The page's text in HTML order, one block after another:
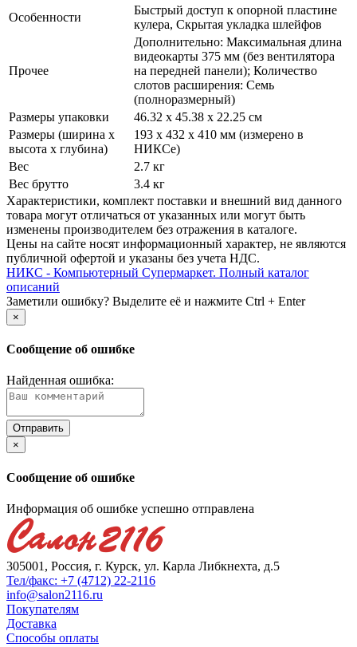
Особенности
Быстрый доступ к опорной пластине
кулера, Скрытая укладка шлейфов
Прочее
Дополнительно: Максимальная длина
видеокарты 375 мм (без вентилятора
на передней панели); Количество
слотов расширения: Семь
(полноразмерный)
Размеры упаковки
46.32 x 45.38 x 22.25 см
Размеры (ширина х
высота х глубина)
193 x 432 x 410 мм (измерено в
НИКСе)
Вес
2.7 кг
Вес брутто
3.4 кг
Xарактеристики, комплект поставки и внешний вид данного
товара могут отличаться от указанных или могут быть
изменены производителем без отражения в каталоге.
Цены на сайте носят информационный характер, не являются
публичной офертой и указаны без учета НДС.
НИКС - Компьютерный Cупермаркет. Полный каталог
описаний
Заметили ошибку? Выделите её и нажмите Ctrl + Enter
×
Сообщение об ошибке
Найденная ошибка:
×
Сообщение об ошибке
Информация об ошибке успешно отправлена
305001, Россия, г. Курск, ул. Карла Либкнехта, д.5
Тел/факс: +7 (4712) 22-2116
info@salon2116.ru
Покупателям
Доставка
Способы оплаты